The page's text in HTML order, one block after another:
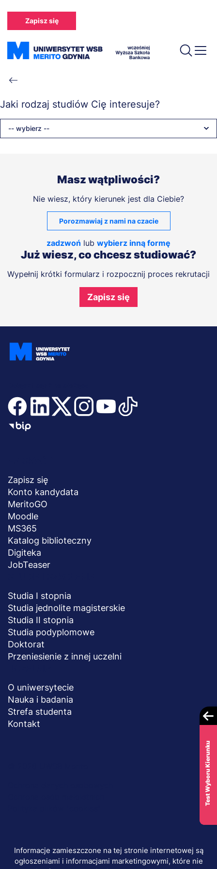
treści
Zapisz się
Ścieżka
nawigacyjna
Jaki rodzaj studiów Cię interesuje?
-- wybierz --
Masz wątpliwości?
Nie wiesz, który kierunek jest dla Ciebie?
Porozmawiaj z nami na czacie
zadzwoń lub wybierz inną formę
Już wiesz, co chcesz studiować?
Wypełnij krótki formularz i rozpocznij proces rekrutacji
Zapisz się
stopka
Zapisz się
Konto kandydata
MeritoGO
Moodle
MS365
Katalog biblioteczny
Digiteka
JobTeaser
Studia I stopnia
Studia jednolite magisterskie
Studia II stopnia
Studia podyplomowe
Doktorat
Przeniesienie z innej uczelni
O uniwersytecie
Nauka i badania
Strefa studenta
Kontakt
Informacje zamieszczone na tej stronie internetowej są
ogłoszeniami i informacjami marketingowymi, które nie
Test Wyboru Kierunku